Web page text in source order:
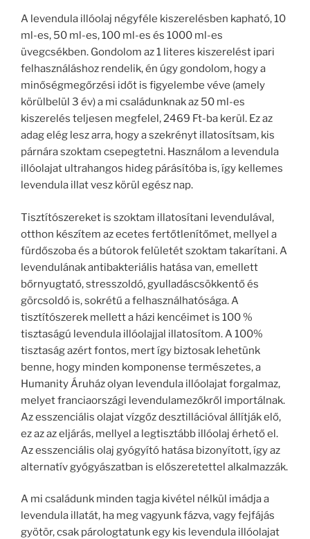
A levendula illóolaj négyféle kiszerelésben kapható, 10
ml-es, 50 ml-es, 100 ml-es és 1000 ml-es
üvegcsékben. Gondolom az 1 literes kiszerelést ipari
felhasználáshoz rendelik, én úgy gondolom, hogy a
minőségmegőrzési időt is figyelembe véve (amely
körülbelül 3 év) a mi családunknak az 50 ml-es
kiszerelés teljesen megfelel, 2469 Ft-ba kerül. Ez az
adag elég lesz arra, hogy a szekrényt illatosítsam, kis
párnára szoktam csepegtetni. Használom a levendula
illóolajat ultrahangos hideg párásítóba is, így kellemes
levendula illat vesz körül egész nap.
Tisztítószereket is szoktam illatosítani levendulával,
otthon készítem az ecetes fertőtlenítőmet, mellyel a
fürdőszoba és a bútorok felületét szoktam takarítani. A
levendulának antibakteriális hatása van, emellett
bőrnyugtató, stresszoldó, gyulladáscsökkentő és
görcsoldó is, sokrétű a felhasználhatósága. A
tisztítószerek mellett a házi kencéimet is 100 %
tisztaságú levendula illóolajjal illatosítom. A 100%
tisztaság azért fontos, mert így biztosak lehetünk
benne, hogy minden komponense természetes, a
Humanity Áruház olyan levendula illóolajat forgalmaz,
melyet franciaországi levendulamezőkről importálnak.
Az esszenciális olajat vízgőz desztillációval állítják elő,
ez az az eljárás, mellyel a legtisztább illóolaj érhető el.
Az esszenciális olaj gyógyító hatása bizonyított, így az
alternatív gyógyászatban is előszeretettel alkalmazzák.
A mi családunk minden tagja kivétel nélkül imádja a
levendula illatát, ha meg vagyunk fázva, vagy fejfájás
gyötör, csak párologtatunk egy kis levendula illóolajat